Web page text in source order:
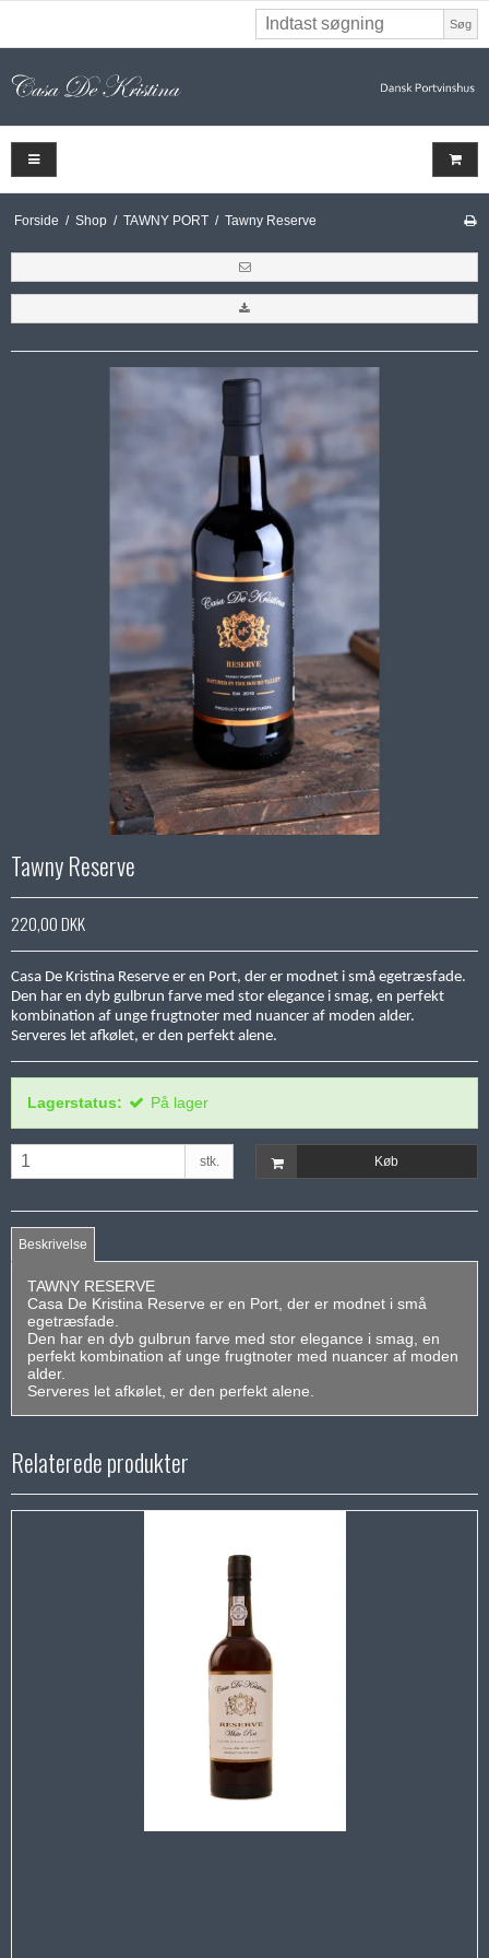
Søg
Forside / Shop / TAWNY PORT / Tawny Reserve
Tawny Reserve
220,00 DKK
Casa De Kristina Reserve er en Port, der er modnet i små egetræsfade.
Den har en dyb gulbrun farve med stor elegance i smag, en perfekt
kombination af unge frugtnoter med nuancer af moden alder.
Serveres let afkølet, er den perfekt alene.
Lagerstatus: På lager
stk. Køb
Beskrivelse
TAWNY RESERVE
Casa De Kristina Reserve er en Port, der er modnet i små
egetræsfade.
Den har en dyb gulbrun farve med stor elegance i smag, en
perfekt kombination af unge frugtnoter med nuancer af moden
alder.
Serveres let afkølet, er den perfekt alene.
Relaterede produkter